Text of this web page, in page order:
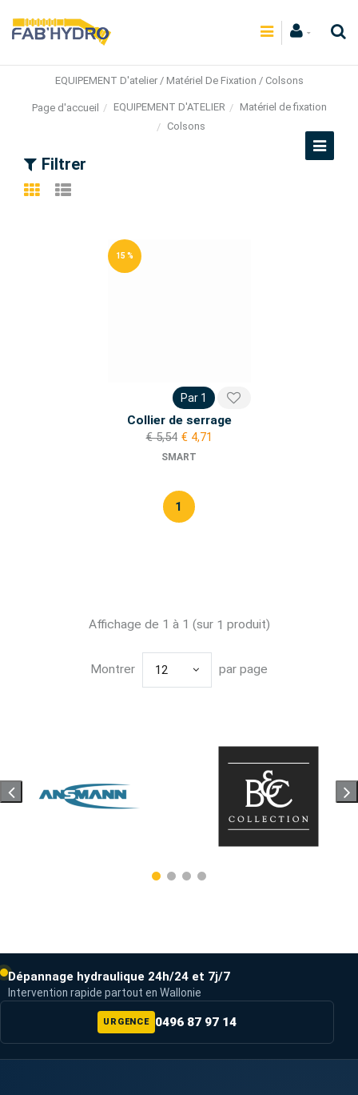
EQUIPEMENT D'atelier / Matériel De Fixation / Colsons
Page d'accueil EQUIPEMENT D'ATELIER
Matériel de fixation
Colsons
Filtrer
15 %
Par 1
Collier de serrage
€ 5,54 € 4,71
SMART
1
Affichage de 1 à 1 (sur 1 produit)
Montrer 12 par page
Dépannage hydraulique 24h/24 et 7j/7
Intervention rapide partout en Wallonie
URGENCE 0496 87 97 14